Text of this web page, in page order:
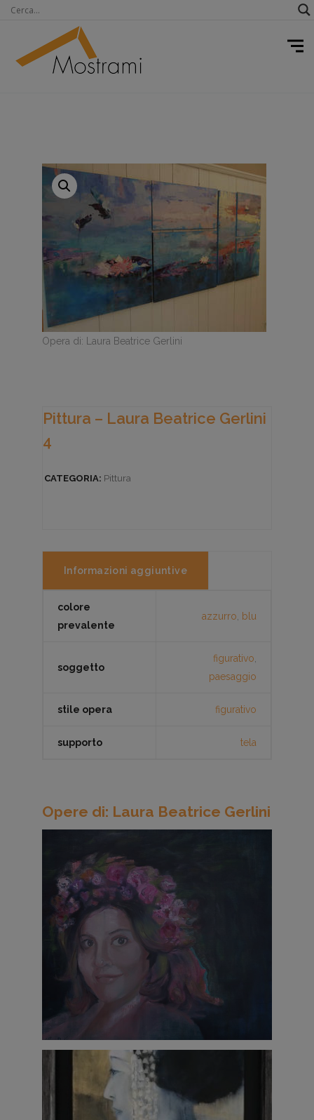
Opera di: Laura Beatrice Gerlini
Pittura – Laura Beatrice Gerlini
4
CATEGORIA: Pittura
Informazioni aggiuntive
colore
prevalente
azzurro blu
soggetto
figurativo
paesaggio
stile opera figurativo
supporto tela
Opere di: Laura Beatrice Gerlini